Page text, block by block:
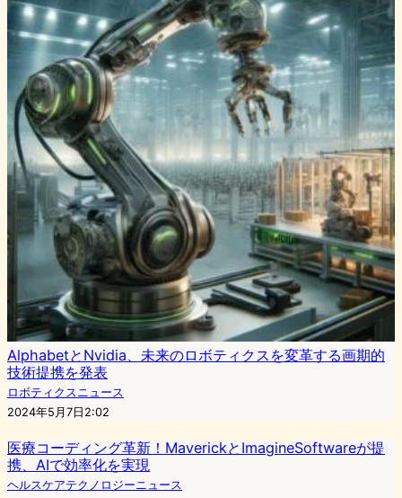
AlphabetとNvidia、未来のロボティクスを変革する画期的
技術提携を発表
ロボティクスニュース
2024年5月7日2:02
医療コーディング革新！MaverickとImagineSoftwareが提
携、AIで効率化を実現
ヘルスケアテクノロジーニュース